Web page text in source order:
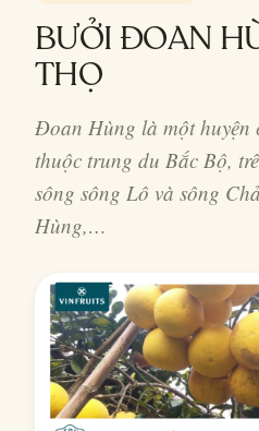
BƯỞI ĐOAN
THỌ
Đoan Hùng là một huyện
thuộc trung du Bắc Bộ,
sông sông Lô và sông
Hùng,…